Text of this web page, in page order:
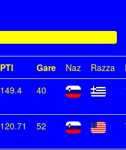
PTI Gare Naz Razza
149.4 40
120.71 52